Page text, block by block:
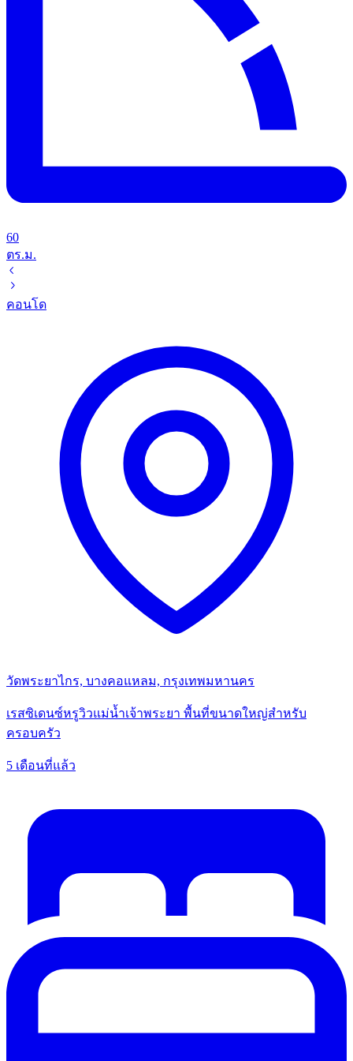
60
ตร.ม.
คอนโด
วัดพระยาไกร, บางคอแหลม, กรุงเทพมหานคร
เรสซิเดนซ์หรูวิวแม่น้ำเจ้าพระยา พื้นที่ขนาดใหญ่สำหรับ
ครอบครัว
5 เดือนที่แล้ว